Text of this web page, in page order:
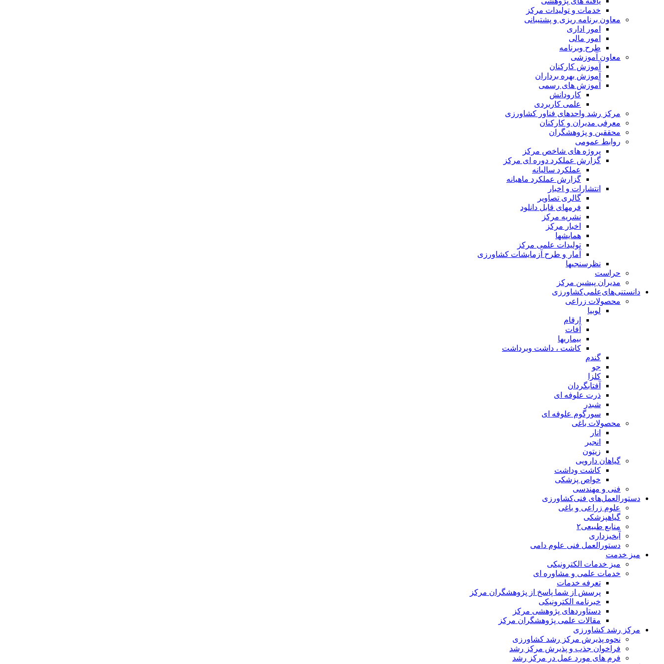
خدمات و تولیدات مرکز
معاون برنامه ریزی و پشتیبانی
امور اداری
امور مالی
طرح وبرنامه
معاون آموزشی
آموزش کارکنان
آموزش بهره برداران
آموزش های رسمی
کارودانش
علمی کاربردی
مرکز رشد واحدهای فناور کشاورزی
معرفی مدیران و کارکنان
محققین و پژوهشگران
روابط عمومی
پروژه های شاخص مرکز
گزارش عملکرد دوره ای مرکز
عملکرد سالیانه
گزارش عملکرد ماهیانه
انتشارات و اخبار
گالری تصاویر
فرمهای قابل دانلود
نشریه مرکز
اخبار مرکز
همایشها
تولیدات علمی مرکز
آمار و طرح آزمایشات کشاورزی
نظرسنجیها
حراست
مدیران پیشین مرکز
دانستنی‌های‌علمی‌کشاورزی
محصولات زراعی
لوبیا
ارقام
آفات
بیماریها
کاشت ، داشت وبرداشت
گندم
جو
کلزا
آفتابگردان
ذرت علوفه ای
شبدر
سورگوم علوفه ای
محصولات باغی
انار
انجیر
زیتون
گیاهان دارویی
کاشت وداشت
خواص پزشکی
فنی و مهندسی
دستورالعمل‌های فنی‌کشاورزی
علوم زراعی و باغی
گیاهپزشکی
منابع طبیعی۲
آبخیزداری
دستورالعمل فنی علوم دامی
میز خدمت
میز خدمات الکترونیکی
خدمات علمی و مشاوره ای
تعرفه خدمات
پرسش از شما پاسخ از پژوهشگران مرکز
خبرنامه الکترونیکی
دستاوردهای پژوهشی مرکز
مقالات علمی پژوهشگران مرکز
مرکز رشد کشاورزی
نحوه پذیرش مرکز رشد کشاورزی
فراخوان جذب و پذیرش مرکز رشد
فرم های مورد عمل در مرکز رشد